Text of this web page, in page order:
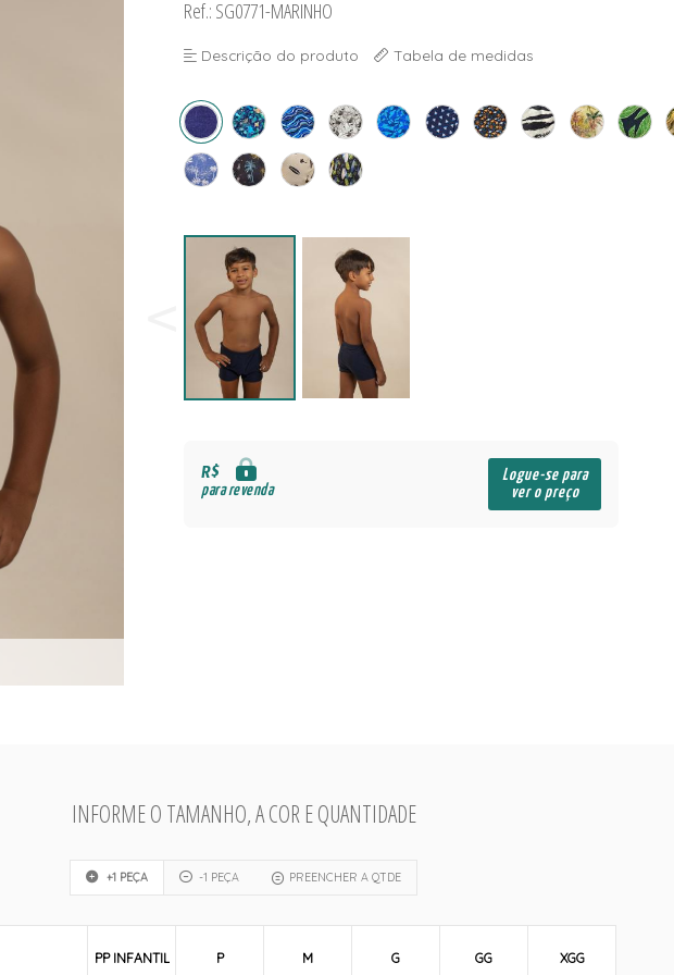
Ref.: SG0771-MARINHO
Descrição do produto Tabela de medidas
R$
para revenda
Logue-se para
ver o preço
INFORME O TAMANHO, A COR E QUANTIDADE
+1 PEÇA -1 PEÇA PREENCHER A QTDE
PP INFANTIL P M G GG XGG